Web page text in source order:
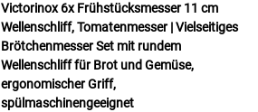
Victorinox 6x Frühstücksmesser 11 cm
Wellenschliff, Tomatenmesser | Vielseitiges
Brötchenmesser Set mit rundem
Wellenschliff für Brot und Gemüse,
ergonomischer Griff,
spülmaschinengeeignet